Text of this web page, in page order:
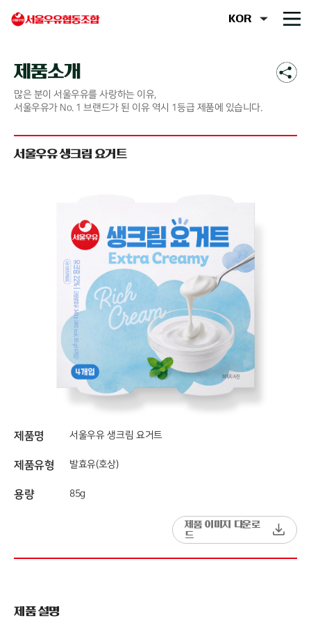
제품소개
많은 분이 서울우유를 사랑하는 이유,
서울우유가 No. 1 브랜드가 된 이유 역시 1등급 제품에 있습니다.
서울우유 생크림 요거트
제품명 서울우유 생크림 요거트
제품유형 발효유(호상)
용량 85g
제품 이미지 다운로
드
제품 설명